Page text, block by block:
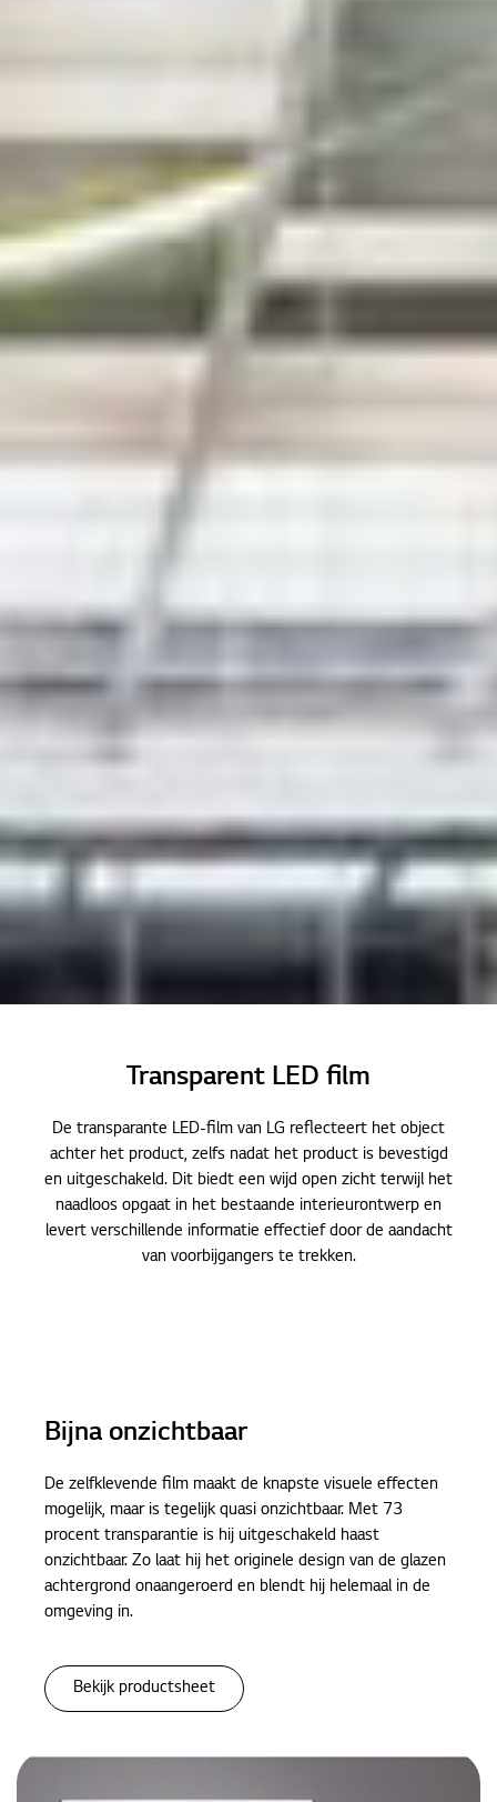
Transparent LED film
Transparent LED film
De transparante LED-film van LG reflecteert het object
achter het product, zelfs nadat het product is bevestigd
en uitgeschakeld. Dit biedt een wijd open zicht terwijl het
naadloos opgaat in het bestaande interieurontwerp en
levert verschillende informatie effectief door de aandacht
van voorbijgangers te trekken.
Bijna onzichtbaar
De zelfklevende film maakt de knapste visuele effecten
mogelijk, maar is tegelijk quasi onzichtbaar. Met 73
procent transparantie is hij uitgeschakeld haast
onzichtbaar. Zo laat hij het originele design van de glazen
achtergrond onaangeroerd en blendt hij helemaal in de
omgeving in.
Bekijk productsheet